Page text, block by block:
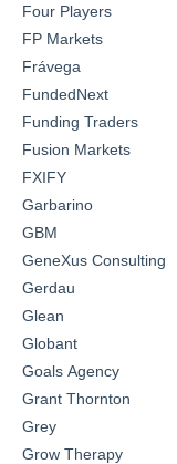
Four Players
FP Markets
Frávega
FundedNext
Funding Traders
Fusion Markets
FXIFY
Garbarino
GBM
GeneXus Consulting
Gerdau
Glean
Globant
Goals Agency
Grant Thornton
Grey
Grow Therapy